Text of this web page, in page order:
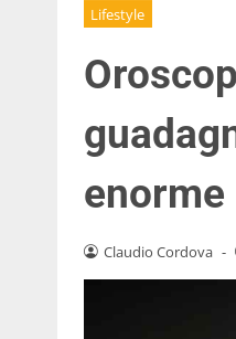
Lifestyle
enorme
Claudio Cordova -